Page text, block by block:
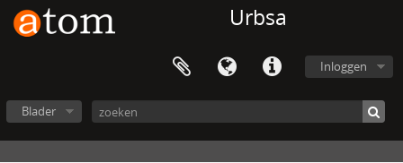
Urbsa
Inloggen
Blader